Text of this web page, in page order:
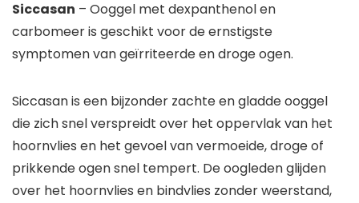
Siccasan – Ooggel met dexpanthenol en
carbomeer is geschikt voor de ernstigste
symptomen van geïrriteerde en droge ogen.
Siccasan is een bijzonder zachte en gladde ooggel
die zich snel verspreidt over het oppervlak van het
hoornvlies en het gevoel van vermoeide, droge of
prikkende ogen snel tempert. De oogleden glijden
over het hoornvlies en bindvlies zonder weerstand,